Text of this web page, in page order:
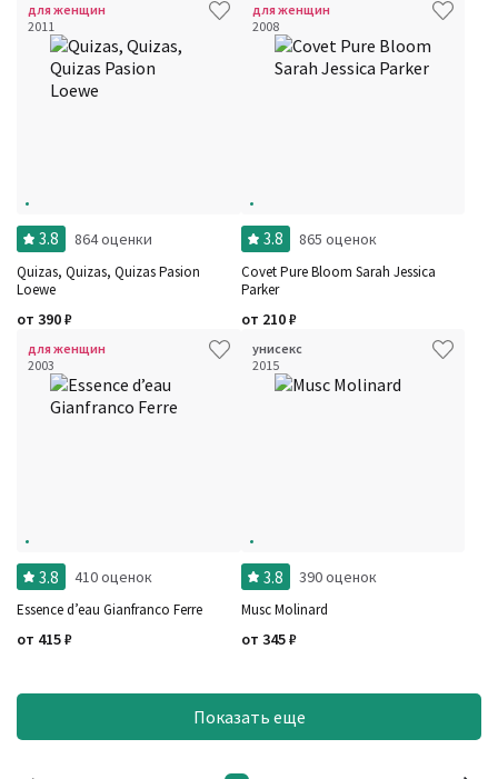
для женщин
2011
3.8 864 оценки
Quizas, Quizas, Quizas Pasion
Loewe
от 390₽
для женщин
2008
3.8 865 оценок
Covet Pure Bloom Sarah Jessica
Parker
от 210₽
для женщин
2003
3.8 410 оценок
Essence d’eau Gianfranco Ferre
от 415₽
унисекс
2015
3.8 390 оценок
Musc Molinard
от 345₽
Показать еще